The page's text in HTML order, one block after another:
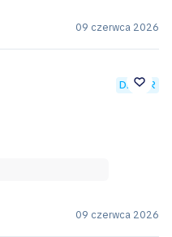
09 czerwca 2026
DEALER
09 czerwca 2026